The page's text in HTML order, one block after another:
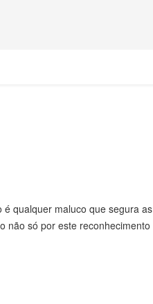
qualquer maluco que segura as
não só por este reconhecimento